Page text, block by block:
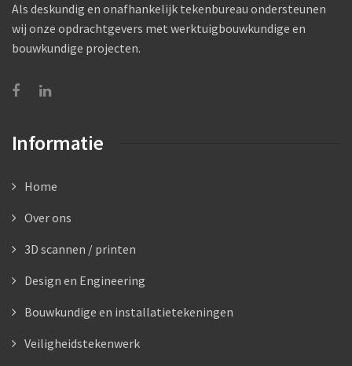
Als deskundig en onafhankelijk tekenbureau ondersteunen
wij onze opdrachtgevers met werktuigbouwkundige en
bouwkundige projecten.
Informatie
Home
Over ons
3D scannen / printen
Design en Engineering
Bouwkundige en installatietekeningen
Veiligheidstekenwerk